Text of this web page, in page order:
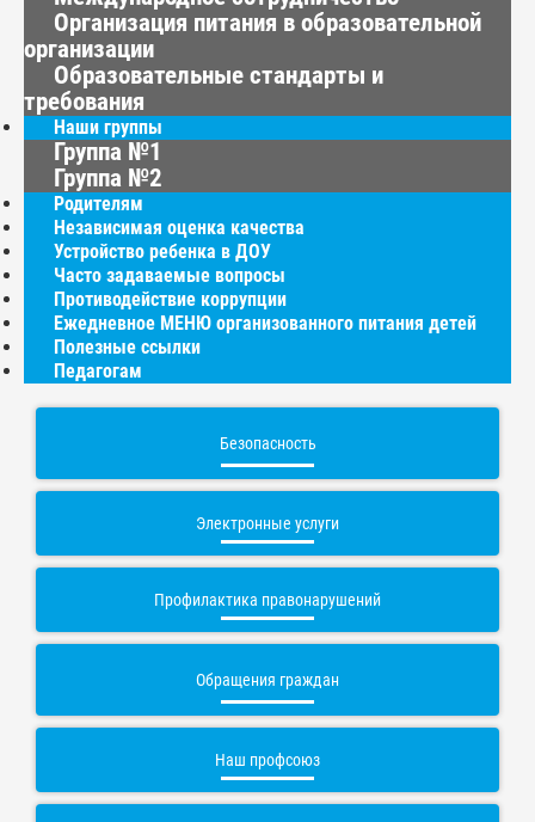
Организация питания в образовательной
организации
Образовательные стандарты и
требования
Наши группы
Группа №1
Группа №2
Родителям
Независимая оценка качества
Устройство ребенка в ДОУ
Часто задаваемые вопросы
Противодействие коррупции
Ежедневное МЕНЮ организованного питания детей
Полезные ссылки
Педагогам
Безопасность
Электронные услуги
Профилактика правонарушений
Обращения граждан
Наш профсоюз